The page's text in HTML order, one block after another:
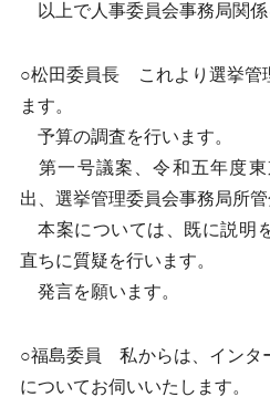
以上で人事委員会事務局関係
○松田委員長 これより選挙管
ます。
予算の調査を行います。
第一号議案、令和五年度
出、選挙管理委員会事務局所
本案については、既に説明
直ちに質疑を行います。
発言を願います。
○福島委員 私からは、インタ
についてお伺いいたします。